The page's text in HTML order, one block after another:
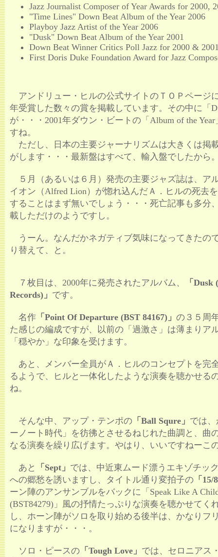
Jazz Journalist Composer of Year Awards for 2000,
"Time Lines" Down Beat Album of the Year 2006
Playboy Jazz Artist of the Year 2006
"Dusk" Down Beat Album of the Year 2001
Down Beat Winner Critics Poll Jazz for 2000 &
First Doris Duke Foundation Award for Jazz
アンドリュー・ヒルの公式サイトのＴＯＰページ
年受賞した数々の賞を掲載しています。その中に「
が・・・2001年ダウン・ビートの「Album of the
すね。
ただし、日本の主要ジャーナリズムは大きくは掲
がします・・・最新盤はすべて、輸入盤でしたから
５月（あるいは６月）発売の主要ジャズ誌は、ア
イオン（Alfred Lion）が惚れ込んだＡ．ヒルの死去
することはまず無いでしょう・・・死亡記事も多分
載しただけのようですし。
うーん。なんだかネガティブ気味になってきたの
り替えて、と。
７枚目は、2000年に発売されたアルバム、
「Dusk
Records)」 です。
名作 「Point Of Departure (BST 84167)」 の３５周
た感じの編成ですが、以前の「過激さ」は薄まりア
「穏やか」な印象を受けます。
あと、メンバー全員がＡ．ヒルのコンセプトを完
るようで、ヒルと一体化したような演奏を聴かせる
ね。
そんな中、アップ・テンポの 「Ball Squre」 では
ーノート時代」を彷彿とさせるねじれた曲調と、曲
なる演奏を繰り広げます。やはり、いいですねーこ
あと 「Sept」 では、中近東ムード漂うエキゾチッ
への郷愁を誘いますし、タイトル通り変拍子の 「15/
ーン陣のアンサンブルをバックに「Speak Like A
(BST84279)」風の抒情たっぷりな演奏を聴かせてく
し、ホーン陣がソロを取り始める後半は、かなりフ
になりますが・・・。
ソロ・ピースの 「Tough Love」 では、セロニアス